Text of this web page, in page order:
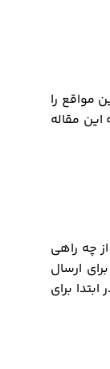
مواقع را
مقاله
چه راهی
ارسال
برای